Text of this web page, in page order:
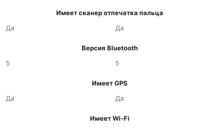
Имеет сканер отпечатка пальца
Да
Да
Версия Bluetooth
5
5
Имеет GPS
Да
Да
Имеет Wi-Fi